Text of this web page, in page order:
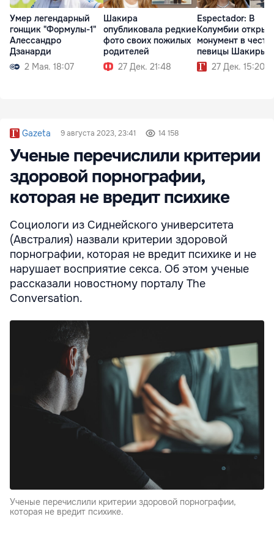
Умер легендарный
гонщик "Формулы-1"
Алессандро
Дзанарди
2 Мая. 18:07
Шакира
опубликовала редкие
фото своих пожилых
родителей
27 Дек. 21:48
Espectador: В
Колумбии
монумент в честь
певицы Шакиры
27 Дек. 15:20
Gazeta 9 августа 2023, 23:41 14 158
Ученые перечислили критерии
здоровой порнографии,
которая не вредит психике
Социологи из Сиднейского университета
(Австралия) назвали критерии здоровой
порнографии, которая не вредит психике и не
нарушает восприятие секса. Об этом ученые
рассказали новостному порталу The
Conversation.
Ученые перечислили критерии здоровой порнографии,
которая не вредит психике.